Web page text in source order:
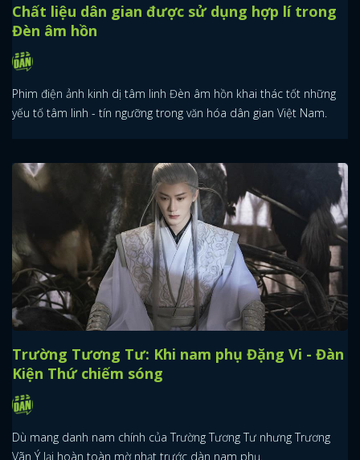
Chất liệu dân gian được sử dụng hợp lí trong
Đèn âm hồn
Phim điện ảnh kinh dị tâm linh Đèn âm hồn khai thác tốt những
yếu tố tâm linh - tín ngưỡng trong văn hóa dân gian Việt Nam.
Trường Tương Tư: Khi nam phụ Đặng Vi - Đàn
Kiện Thứ chiếm sóng
Dù mang danh nam chính của Trường Tương Tư nhưng Trương
Vãn Ý lại hoàn toàn mờ nhạt trước dàn nam phụ.